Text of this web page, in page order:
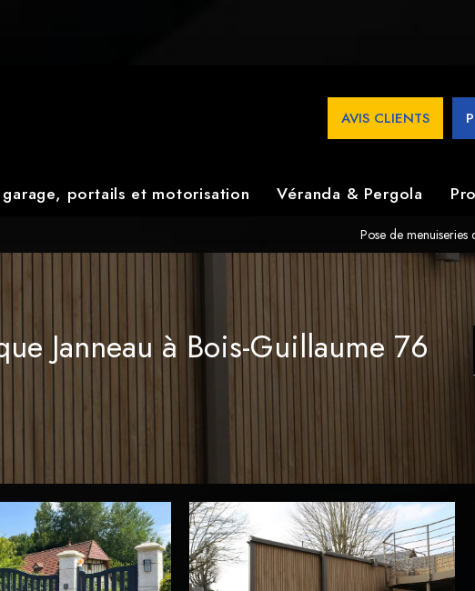
AVIS CLIENTS
portails et motorisation Véranda & Pergola
Pose de
Janneau à Bois-Guillaume 76